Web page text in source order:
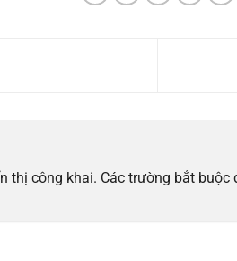
thị công khai. Các trường bắt buộc